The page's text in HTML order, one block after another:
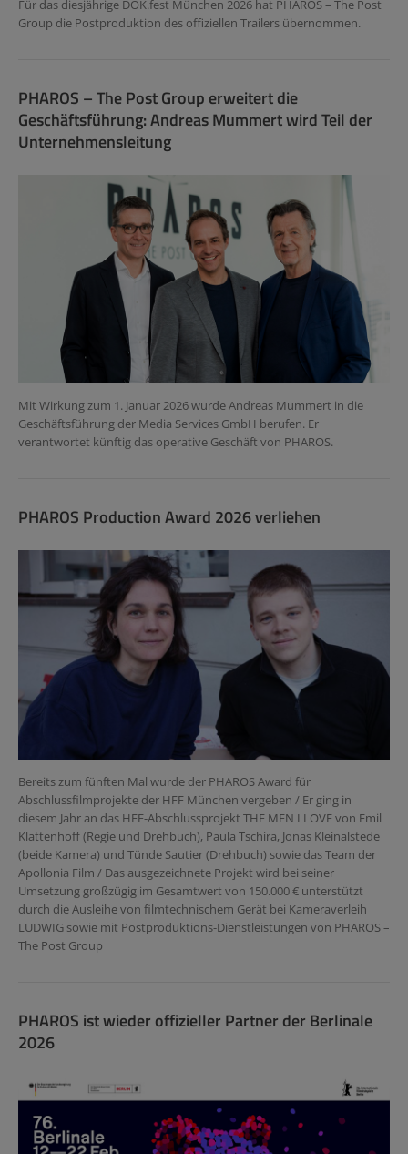
Für das diesjährige DOK.fest München 2026 hat PHAROS – The Post
Group die Postproduktion des offiziellen Trailers übernommen.
PHAROS – The Post Group erweitert die
Geschäftsführung: Andreas Mummert wird Teil der
Unternehmensleitung
Mit Wirkung zum 1. Januar 2026 wurde Andreas Mummert in die
Geschäftsführung der Media Services GmbH berufen. Er
verantwortet künftig das operative Geschäft von PHAROS.
PHAROS Production Award 2026 verliehen
Bereits zum fünften Mal wurde der PHAROS Award für
Abschlussfilmprojekte der HFF München vergeben / Er ging in
diesem Jahr an das HFF-Abschlussprojekt THE MEN I LOVE von Emil
Klattenhoff (Regie und Drehbuch), Paula Tschira, Jonas Kleinalstede
(beide Kamera) und Tünde Sautier (Drehbuch) sowie das Team der
Apollonia Film / Das ausgezeichnete Projekt wird bei seiner
Umsetzung großzügig im Gesamtwert von 150.000 € unterstützt
durch die Ausleihe von filmtechnischem Gerät bei Kameraverleih
LUDWIG sowie mit Postproduktions-Dienstleistungen von PHAROS –
The Post Group
PHAROS ist wieder offizieller Partner der Berlinale
2026